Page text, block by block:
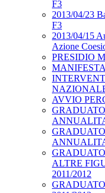
F3
2013/04/23
F3
2013/04/15
Azione
PRESIDIO
AVVIO
ALTRE
2011/2012